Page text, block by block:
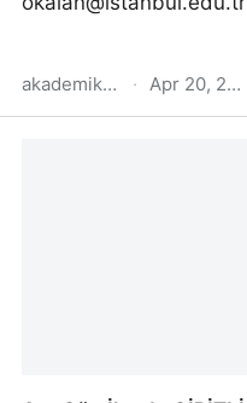
akademik.yok.gov.tr · Apr 20, 2022